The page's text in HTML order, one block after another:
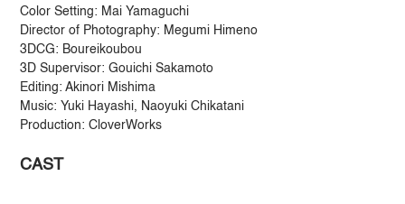
Color Setting: Mai Yamaguchi
Director of Photography: Megumi Himeno
3DCG: Boureikoubou
3D Supervisor: Gouichi Sakamoto
Editing: Akinori Mishima
Music: Yuki Hayashi, Naoyuki Chikatani
Production: CloverWorks
CAST